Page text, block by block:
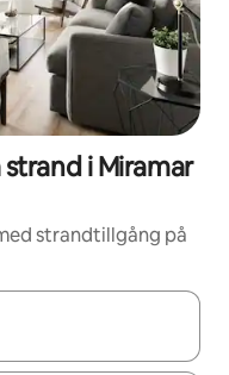
i Miramar
strandtillgång på
navigera med upp- och